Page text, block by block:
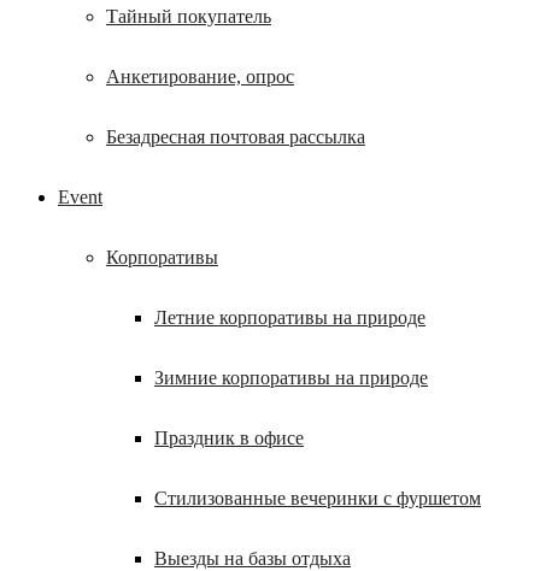
Тайный покупатель
Анкетирование, опрос
Безадресная почтовая рассылка
Event
Корпоративы
Летние корпоративы на природе
Зимние корпоративы на природе
Праздник в офисе
Стилизованные вечеринки с фуршетом
Выезды на базы отдыха